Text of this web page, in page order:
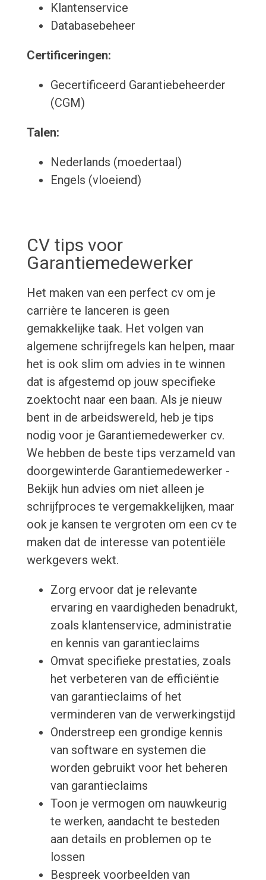
Klantenservice
Databasebeheer
Certificeringen:
Gecertificeerd Garantiebeheerder
(CGM)
Talen:
Nederlands (moedertaal)
Engels (vloeiend)
CV tips voor
Garantiemedewerker
Het maken van een perfect cv om je
carrière te lanceren is geen
gemakkelijke taak. Het volgen van
algemene schrijfregels kan helpen, maar
het is ook slim om advies in te winnen
dat is afgestemd op jouw specifieke
zoektocht naar een baan. Als je nieuw
bent in de arbeidswereld, heb je tips
nodig voor je Garantiemedewerker cv.
We hebben de beste tips verzameld van
doorgewinterde Garantiemedewerker -
Bekijk hun advies om niet alleen je
schrijfproces te vergemakkelijken, maar
ook je kansen te vergroten om een cv te
maken dat de interesse van potentiële
werkgevers wekt.
Zorg ervoor dat je relevante
ervaring en vaardigheden benadrukt,
zoals klantenservice, administratie
en kennis van garantieclaims
Omvat specifieke prestaties, zoals
het verbeteren van de efficiëntie
van garantieclaims of het
verminderen van de verwerkingstijd
Onderstreep een grondige kennis
van software en systemen die
worden gebruikt voor het beheren
van garantieclaims
Toon je vermogen om nauwkeurig
te werken, aandacht te besteden
aan details en problemen op te
lossen
Bespreek voorbeelden van